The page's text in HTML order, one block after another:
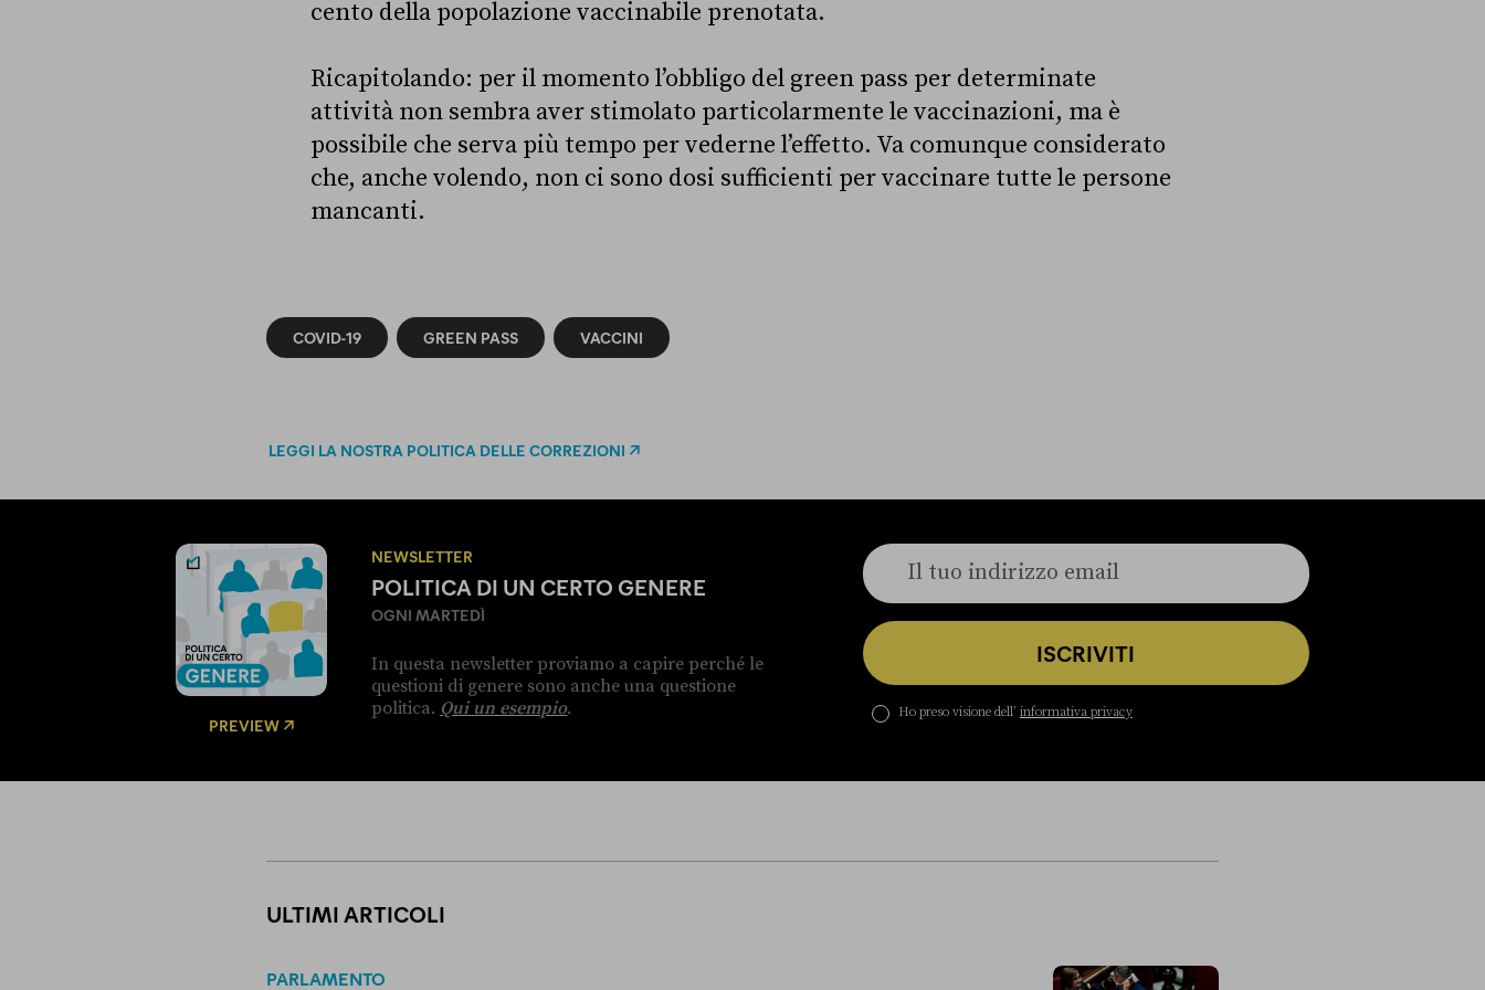
cento della popolazione vaccinabile prenotata.
Ricapitolando: per il momento l’obbligo del green pass per determinate
attività non sembra aver stimolato particolarmente le vaccinazioni, ma è
possibile che serva più tempo per vederne l’effetto. Va comunque considerato
che, anche volendo, non ci sono dosi sufficienti per vaccinare tutte le persone
mancanti.
COVID-19 GREEN PASS VACCINI
LEGGI LA NOSTRA POLITICA DELLE CORREZIONI
PREVIEW
NEWSLETTER
POLITICA DI UN CERTO GENERE
OGNI MARTEDÌ
In questa newsletter proviamo a capire perché le
questioni di genere sono anche una questione
politica. Qui un esempio.
ISCRIVITI
Ho preso visione dell’ informativa privacy
ULTIMI ARTICOLI
PARLAMENTO